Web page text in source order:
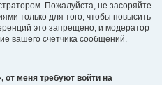
Пожалуйста, не засоряйте
только для того, чтобы повысить
это запрещено, и модератор
вашего счётчика сообщений.
от меня требуют войти на